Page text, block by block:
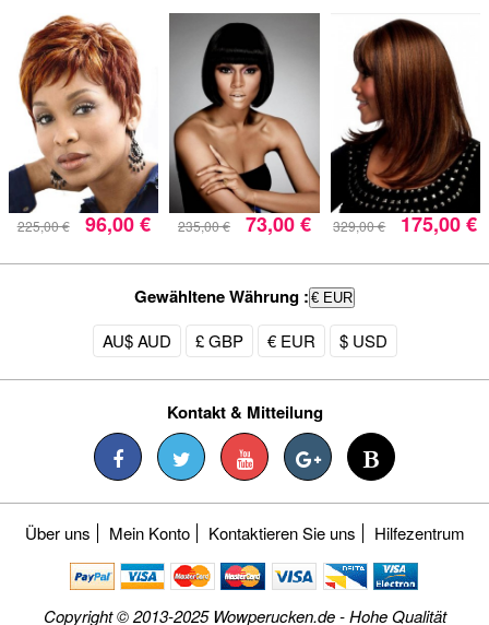
225,00 € 96,00 € 235,00 € 73,00 € 329,00 € 175,00 €
Gewähltene Währung : € EUR
AU$ AUD £ GBP € EUR $ USD
Kontakt & Mitteilung
Über uns Mein Konto Kontaktieren Sie uns Hilfezentrum
Copyright © 2013-2025 Wowperucken.de - Hohe Qualität